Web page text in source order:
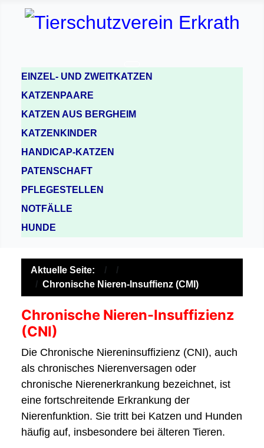
EINZEL- UND ZWEITKATZEN
KATZENPAARE
KATZEN AUS BERGHEIM
KATZENKINDER
HANDICAP-KATZEN
PATENSCHAFT
PFLEGESTELLEN
NOTFÄLLE
HUNDE
Aktuelle Seite:
Chronische Nieren-Insuffienz (CMI)
Chronische Nieren-Insuffizienz
(CNI)
Die Chronische Niereninsuffizienz (CNI), auch
als chronisches Nierenversagen oder
chronische Nierenerkrankung bezeichnet, ist
eine fortschreitende Erkrankung der
Nierenfunktion. Sie tritt bei Katzen und Hunden
häufig auf, insbesondere bei älteren Tieren.